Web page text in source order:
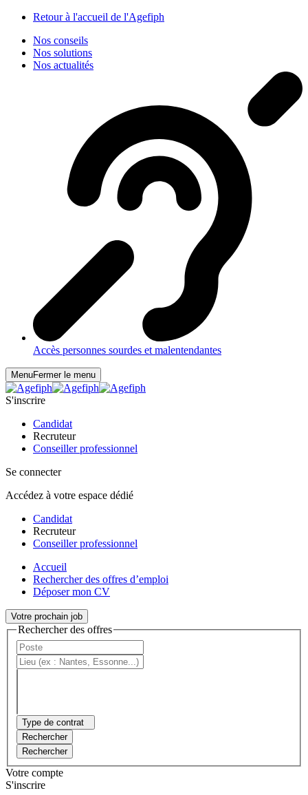
Retour à l'accueil de l'Agefiph
Nos conseils
Nos solutions
Nos actualités
Accès personnes sourdes et malentendantes
MenuFermer le menu
S'inscrire
Candidat
Recruteur
Conseiller professionnel
Se connecter
Accédez à votre espace dédié
Candidat
Recruteur
Conseiller professionnel
Accueil
Rechercher des offres d’emploi
Déposer mon CV
Votre prochain job
Rechercher des offres
Type de contrat
Rechercher
Rechercher
Votre compte
S'inscrire